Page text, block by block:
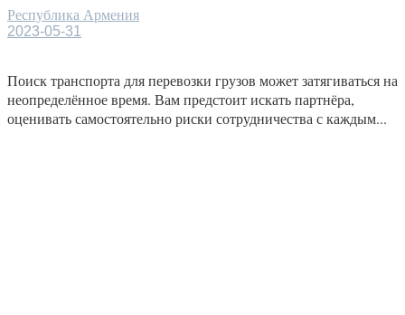
Республика Армения
2023-05-31
Поиск транспорта для перевозки грузов может затягиваться на
неопределённое время. Вам предстоит искать партнёра,
оценивать самостоятельно риски сотрудничества с каждым...